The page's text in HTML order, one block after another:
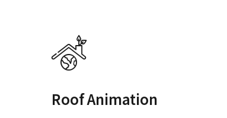
Roof Animation